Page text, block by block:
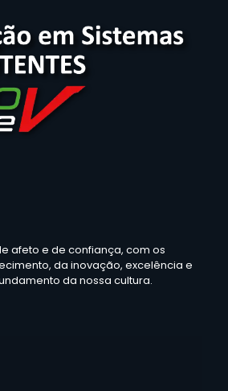
afeto e de confiança, com os
da inovação, excelência e
da nossa cultura.